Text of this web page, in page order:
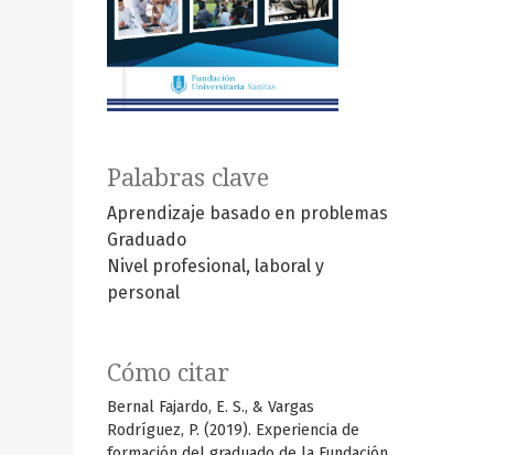
Palabras clave
Aprendizaje basado en problemas
Graduado
Nivel profesional, laboral y
personal
Cómo citar
Bernal Fajardo, E. S., & Vargas
Rodríguez, P. (2019). Experiencia de